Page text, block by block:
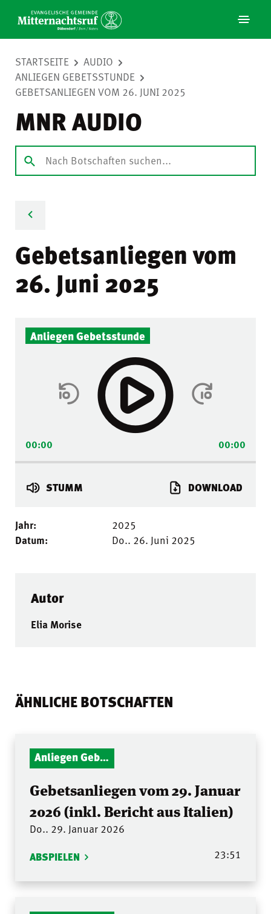
STARTSEITE
AUDIO
ANLIEGEN GEBETSSTUNDE
GEBETSANLIEGEN VOM 26. JUNI 2025
MNR AUDIO
Gebetsanliegen vom
26. Juni 2025
Anliegen Gebetsstunde
Audio-
00:00 00:00
STUMM DOWNLOAD
Jahr:
2025
Datum:
Do.. 26. Juni 2025
Autor
Elia Morise
ÄHNLICHE BOTSCHAFTEN
Anliegen Gebetsstunde
Gebetsanliegen vom 29. Januar
2026 (inkl. Bericht aus Italien)
Do.. 29. Januar 2026
ABSPIELEN 23:51